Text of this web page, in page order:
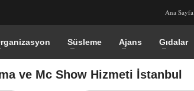
Ana Sayfa
Süsleme Ajans Gıdalar
ve Mc Show Hizmeti İstanbul